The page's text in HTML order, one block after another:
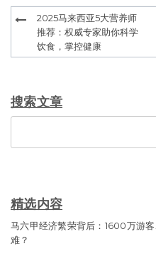
Post
navigation
2025马来西亚5大营养师
推荐：权威专家助你科学
饮食，掌控健康
搜索文章
精选内容
马六甲经济繁荣背后：1600万游
难？